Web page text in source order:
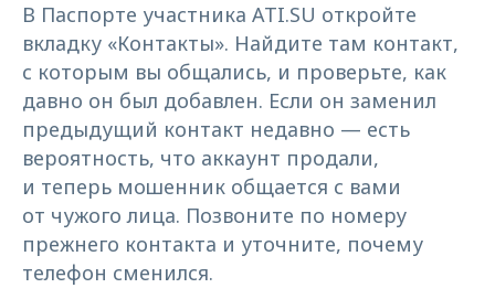
В Паспорте участника ATI.SU откройте
вкладку «Контакты». Найдите там контакт,
с которым вы общались, и проверьте, как
давно он был добавлен. Если он заменил
предыдущий контакт недавно — есть
вероятность, что аккаунт продали,
и теперь мошенник общается с вами
от чужого лица. Позвоните по номеру
прежнего контакта и уточните, почему
телефон сменился.